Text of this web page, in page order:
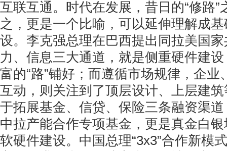
互联互通。时代在发展，昔日的“修路”
之，更是一个比喻，可以延伸理解成
设。李克强总理在巴西提出同拉美国
力、信息三大通道，就是侧重硬件建
富的“路”铺好；而遵循市场规律，企业
互动，则关注到了顶层设计、上层建
于拓展基金、信贷、保险三条融资渠
中拉产能合作专项基金，更是真金白
软硬件建设。中国总理“3x3”合作新模